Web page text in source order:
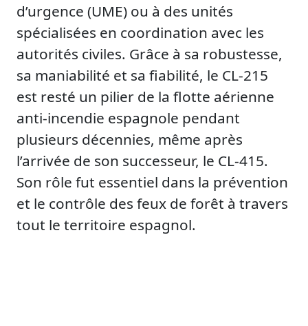
d’urgence (UME) ou à des unités
spécialisées en coordination avec les
autorités civiles. Grâce à sa robustesse,
sa maniabilité et sa fiabilité, le CL-215
est resté un pilier de la flotte aérienne
anti-incendie espagnole pendant
plusieurs décennies, même après
l’arrivée de son successeur, le CL-415.
Son rôle fut essentiel dans la prévention
et le contrôle des feux de forêt à travers
tout le territoire espagnol.